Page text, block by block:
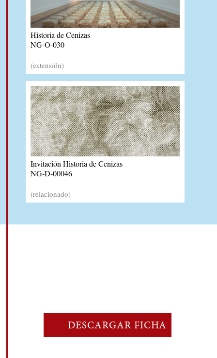
DESCARGAR FICHA
Historia de Cenizas
NG-O-030
(extensión)
Invitación Historia de Cenizas
NG-D-00046
(relacionado)